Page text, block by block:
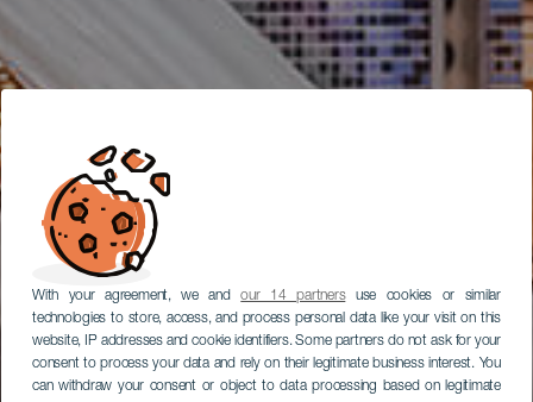
With your agreement, we andour 14 partnersuse cookies or similar
technologies to store, access, and process personal data like your visit on this
website, IP addresses and cookie identifiers. Some partners do not ask for your
consent to process your data and rely on their legitimate business interest. You
can withdraw your consent or object to data processing based on legitimate